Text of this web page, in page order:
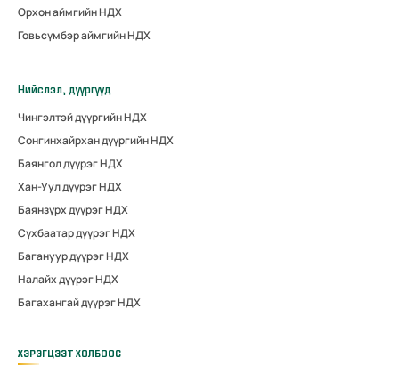
Орхон аймгийн НДХ
Говьсүмбэр аймгийн НДХ
Нийслэл, дүүргүүд
Чингэлтэй дүүргийн НДХ
Сонгинхайрхан дүүргийн НДХ
Баянгол дүүрэг НДХ
Хан-Уул дүүрэг НДХ
Баянзүрх дүүрэг НДХ
Сүхбаатар дүүрэг НДХ
Багануур дүүрэг НДХ
Налайх дүүрэг НДХ
Багахангай дүүрэг НДХ
ХЭРЭГЦЭЭТ ХОЛБООС